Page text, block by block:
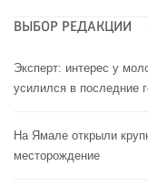
ВЫБОР РЕДАКЦИИ
Эксперт: интерес у
усилился в последние
На Ямале открыли
месторождение